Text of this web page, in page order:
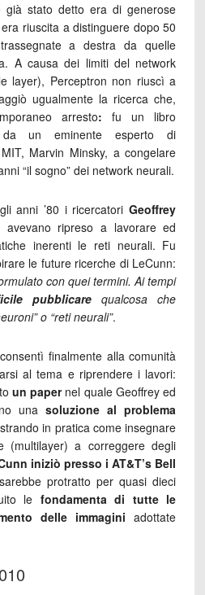
già stato detto era di generose
riuscita a distinguere dopo 50
a destra da quelle
A causa dei limiti del network
layer), Perceptron non riuscì a
ugualmente la ricerca che,
arresto:fu un libro
da un eminente esperto di
Marvin Minsky, a congelare
“il sogno” dei network neurali.
anni ’80 i ricercatoriGeoffrey
avevano ripreso a lavorare ed
inerenti le reti neurali. Fu
le future ricerche di LeCunn:
con quei termini. Ai tempi
pubblicare qualcosa che
o “reti neurali”.
finalmente alla comunità
al tema e riprendere i lavori:
un papernel quale Geoffrey ed
unasoluzione al problema
in pratica come insegnare
(multilayer) a correggere degli
iniziò presso i AT&T’s Bell
protratto per quasi dieci
le fondamenta di tutte le
delle immagini adottate